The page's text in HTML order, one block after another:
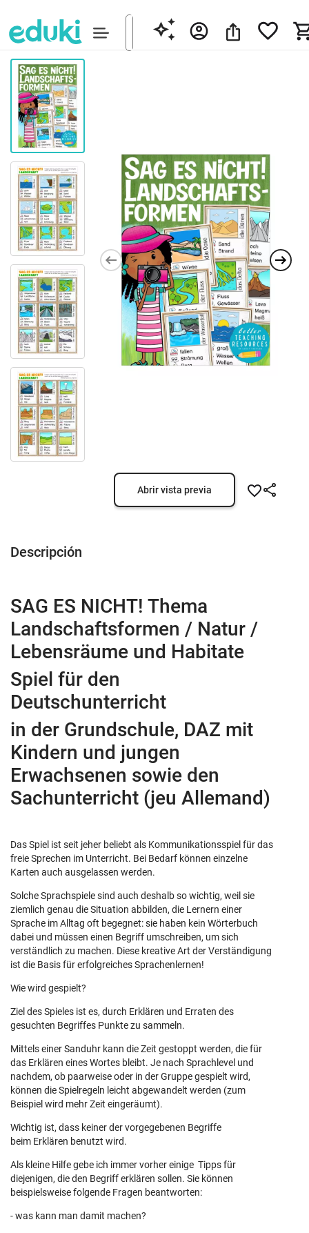
Abrir vista previa
Descripción
SAG ES NICHT! Thema
Landschaftsformen / Natur /
Lebensräume und Habitate
Spiel für den
Deutschunterricht
in der Grundschule, DAZ mit
Kindern und jungen
Erwachsenen sowie den
Sachunterricht (jeu Allemand)
Das Spiel ist seit jeher beliebt als Kommunikationsspiel für das
freie Sprechen im Unterricht. Bei Bedarf können einzelne
Karten auch ausgelassen werden.
Solche Sprachspiele sind auch deshalb so wichtig, weil sie
ziemlich genau die Situation abbilden, die Lernern einer
Sprache im Alltag oft begegnet: sie haben kein Wörterbuch
dabei und müssen einen Begriff umschreiben, um sich
verständlich zu machen. Diese kreative Art der Verständigung
ist die Basis für erfolgreiches Sprachenlernen!
Wie wird gespielt?
Ziel des Spieles ist es, durch Erklären und Erraten des
gesuchten Begriffes Punkte zu sammeln.
Mittels einer Sanduhr kann die Zeit gestoppt werden, die für
das Erklären eines Wortes bleibt. Je nach Sprachlevel und
nachdem, ob paarweise oder in der Gruppe gespielt wird,
können die Spielregeln leicht abgewandelt werden (zum
Beispiel wird mehr Zeit eingeräumt).
Wichtig ist, dass keiner der vorgegebenen Begriffe
beim Erklären benutzt wird.
Als kleine Hilfe gebe ich immer vorher einige Tipps für
diejenigen, die den Begriff erklären sollen. Sie können
beispielsweise folgende Fragen beantworten:
- was kann man damit machen?